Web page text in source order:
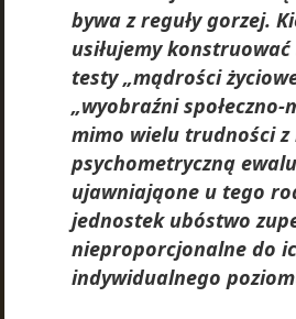
bywa z reguły gorzej.
usiłujemy
testy „mądrości
„wyobraźni społeczno-
mimo wielu trudności z
psychometryczną
ujawniająone u tego
jednostek ubóstwo
nieproporcjonalne do
indywidualnego